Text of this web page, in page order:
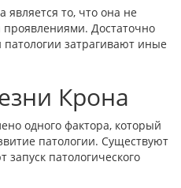
то, что она не
Достаточно
затрагивают иные
Крона
одного фактора, который
патологии. Существуют
патологического